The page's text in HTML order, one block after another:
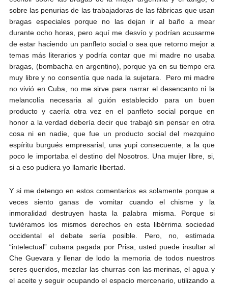
sobre las penurias de las trabajadoras de las fábricas que usan
bragas especiales porque no las dejan ir al baño a mear
durante ocho horas, pero aquí me desvío y podrían acusarme
de estar haciendo un panfleto social o sea que retorno mejor a
temas más literarios y podría contar que mi madre no usaba
bragas, (bombacha en argentino), porque ya en su tiempo era
muy libre y no consentía que nada la sujetara. Pero mi madre
no vivió en Cuba, no me sirve para narrar el desencanto ni la
melancolía necesaria al guión establecido para un buen
producto y caería otra vez en el panfleto social porque en
honor a la verdad debería decir que trabajó sin pensar en otra
cosa ni en nadie, que fue un producto social del mezquino
espíritu burgués empresarial, una yupi consecuente, a la que
poco le importaba el destino del Nosotros. Una mujer libre, si,
si a eso pudiera yo llamarle libertad.
Y si me detengo en estos comentarios es solamente porque a
veces siento ganas de vomitar cuando el chisme y la
inmoralidad destruyen hasta la palabra misma. Porque si
tuviéramos los mismos derechos en esta libérrima sociedad
occidental el debate sería posible. Pero, no, estimada
“intelectual” cubana pagada por Prisa, usted puede insultar al
Che Guevara y llenar de lodo la memoria de todos nuestros
seres queridos, mezclar las churras con las merinas, el agua y
el aceite y seguir ocupando el espacio mercenario, utilizando a